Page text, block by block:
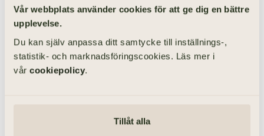
Vår webbplats använder cookies för att ge dig en bättre
upplevelse.
Du kan själv anpassa ditt samtycke till inställnings-,
statistik- och marknadsföringscookies. Läs mer i
vår cookiepolicy.
Tillåt alla
Kungsgatan 45
441 31 ALINGSÅS